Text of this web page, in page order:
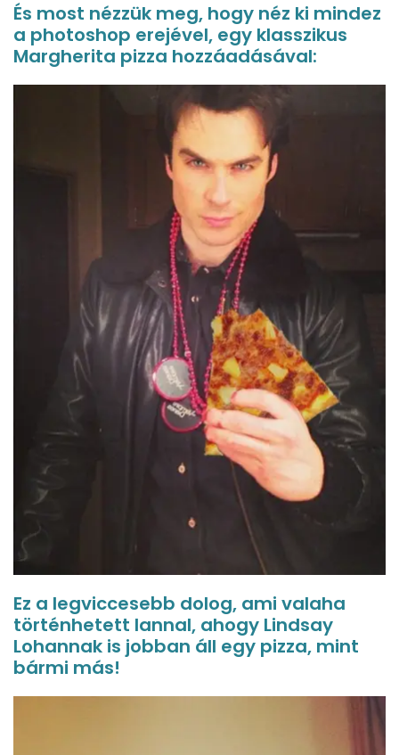
És most nézzük meg, hogy néz ki mindez
a photoshop erejével, egy klasszikus
Margherita pizza hozzáadásával:
Ez a legviccesebb dolog, ami valaha
történhetett Iannal, ahogy Lindsay
Lohannak is jobban áll egy pizza, mint
bármi más!